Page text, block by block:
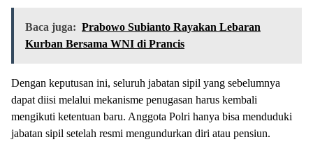
Baca juga: Prabowo Subianto Rayakan Lebaran
Kurban Bersama WNI di Prancis
Dengan keputusan ini, seluruh jabatan sipil yang sebelumnya
dapat diisi melalui mekanisme penugasan harus kembali
mengikuti ketentuan baru. Anggota Polri hanya bisa menduduki
jabatan sipil setelah resmi mengundurkan diri atau pensiun.